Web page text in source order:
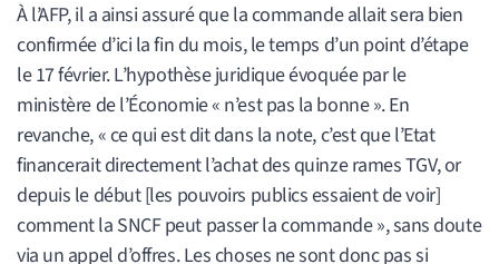
À l’AFP, il a ainsi assuré que la commande allait sera bien
confirmée d’ici la fin du mois, le temps d’un point d’étape
le 17 février. L’hypothèse juridique évoquée par le
ministère de l’Économie « n’est pas la bonne ». En
revanche, « ce qui est dit dans la note, c’est que l’Etat
financerait directement l’achat des quinze rames TGV, or
depuis le début [les pouvoirs publics essaient de voir]
comment la SNCF peut passer la commande », sans doute
via un appel d’offres. Les choses ne sont donc pas si